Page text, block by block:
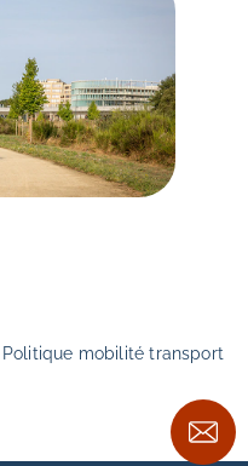
Politique mobilité transport